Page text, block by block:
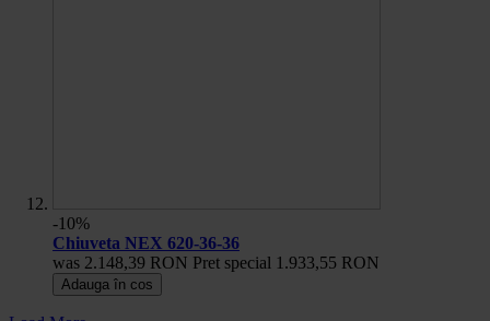
-10%
Chiuveta NEX 620-36-36
was 2.148,39 RON Pret special 1.933,55 RON
Adauga în cos